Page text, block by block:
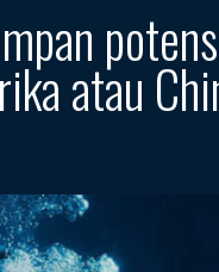
atau